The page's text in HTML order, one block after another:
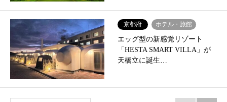
京都府 ホテル・旅館
エッグ型の新感覚リゾート
「HESTA SMART VILLA」が
天橋立に誕生…